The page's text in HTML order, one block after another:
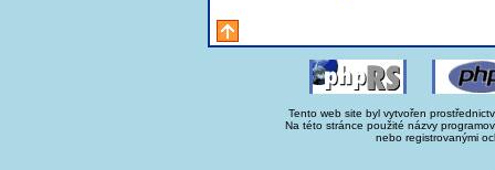
Tento web site byl vytvořen
Na této stránce použité názvy
nebo registrovanými